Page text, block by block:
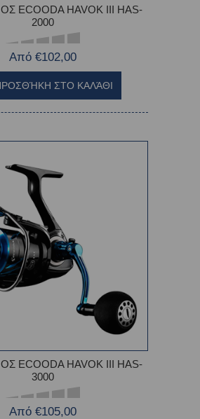
ECOODA HAVOK III HAS-
2000
Από €102,00
ECOODA HAVOK III HAS-
3000
Από €105,00